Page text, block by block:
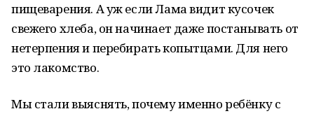
пищеварения. А уж если Лама видит кусочек
свежего хлеба, он начинает даже постанывать от
нетерпения и перебирать копытцами. Для него
это лакомство.
Мы стали выяснять, почему именно ребёнку с